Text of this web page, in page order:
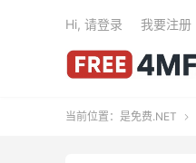
Hi, 请登录 我要注册
当前位置： 是免费.NET 